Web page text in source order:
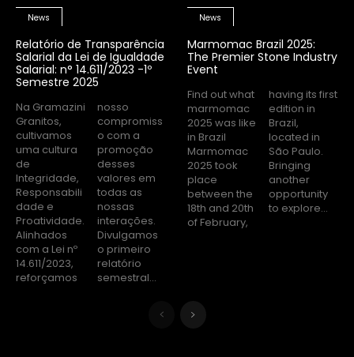
News
Relatório de Transparência
Salarial da Lei de Igualdade
Salarial: n° 14.611/2023 -1º
Semestre 2025
Na Gramazini
Granitos,
cultivamos
uma cultura
de
Integridade,
Responsabili
dade e
Proatividade.
Alinhados
com a Lei nº
14.611/2023,
reforçamos
nosso
compromiss
o com a
promoção
desses
valores em
todas as
nossas
interações.
Divulgamos
o primeiro
relatório
semestral...
News
Marmomac Brazil 2025:
The Premier Stone Industry
Event
Find out what
marmomac
2025 was like
in Brazil
Marmomac
2025 took
place
between the
18th and 20th
of February,
having its first
edition in
Brazil,
located in
São Paulo.
Bringing
another
opportunity
to explore...